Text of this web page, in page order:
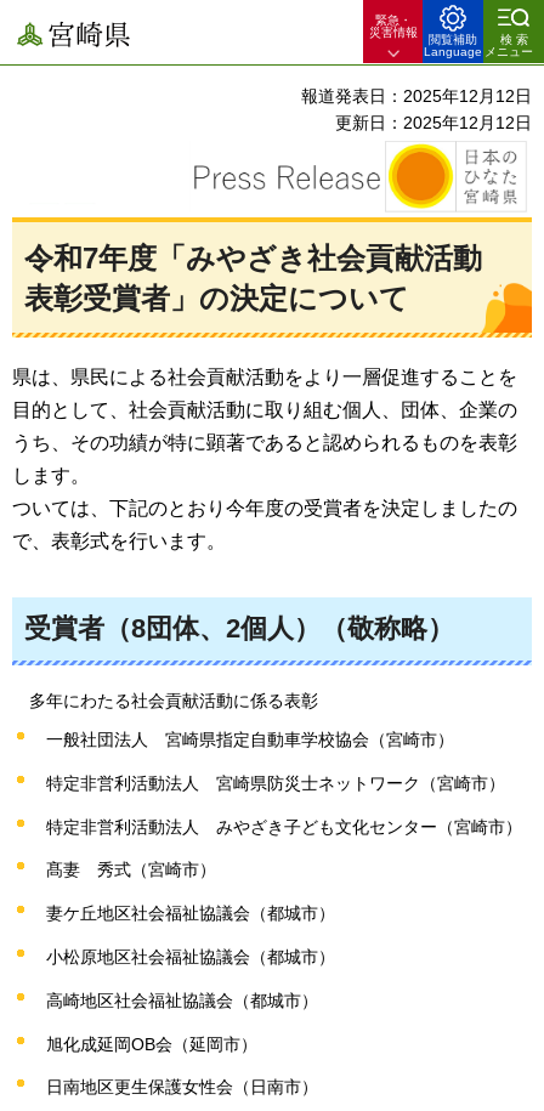
宮崎県
緊急・
災害情報
閲覧補助
Language
検索
メニュー
報道発表日：2025年12月12日
更新日：2025年12月12日
令和7年度「みやざき社会貢献活動
表彰受賞者」の決定について
県は、県民による社会貢献活動をより一層促進することを
目的として、社会貢献活動に取り組む個人、団体、企業の
うち、その功績が特に顕著であると認められるものを表彰
します。
ついては、下記のとおり今年度の受賞者を決定しましたの
で、表彰式を行います。
受賞者（8団体、2個人）（敬称略）
多年にわたる社会貢献活動に係る表彰
一般社団法人 宮崎県指定自動車学校協会（宮崎市）
特定非営利活動法人 宮崎県防災士ネットワーク（宮崎市）
特定非営利活動法人 みやざき子ども文化センター（宮崎市）
髙妻 秀式（宮崎市）
妻ケ丘地区社会福祉協議会（都城市）
小松原地区社会福祉協議会（都城市）
高崎地区社会福祉協議会（都城市）
旭化成延岡OB会（延岡市）
日南地区更生保護女性会（日南市）